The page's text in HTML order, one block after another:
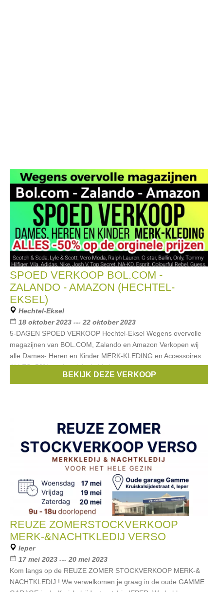
SPOED VERKOOP BOL.COM -
ZALANDO - AMAZON (HECHTEL-
EKSEL)
Hechtel-Eksel
18 oktober 2023 --- 22 oktober 2023
5-DAGEN SPOED VERKOOP Hechtel-Eksel Wegens overvolle
magazijnen van BOL.COM, Zalando en Amazon Verkopen wij
alle Dames- Heren en Kinder MERK-KLEDING en Accessoires
ALLES -50% op de originele Verkoop
Ralph Lauren ,Guess , Esprit,McGregor
BEKIJK DEZE VERKOOP
REUZE ZOMERSTOCKVERKOOP
MERK-&NACHTKLEDIJ VERSO
Ieper
17 mei 2023 --- 20 mei 2023
Kom langs op de REUZE ZOMER STOCKVERKOOP MERK-&
NACHTKLEDIJ ! We verwelkomen je graag in de oude GAMME